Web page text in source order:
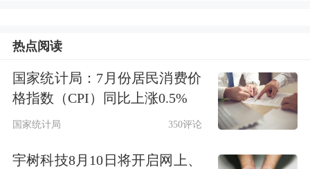
热点阅读
国家统计局：7月份居民消费价
格指数（CPI）同比上涨0.5%
国家统计局 350评论
宇树科技8月10日将开启网上、